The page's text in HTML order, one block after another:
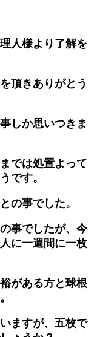
人様より了解を
頂きありがとう
しか思いつきま
では処置よって
です。
の事でした。
事でしたが、今
に一週間に一枚
がある方と球根
ますが、五枚で